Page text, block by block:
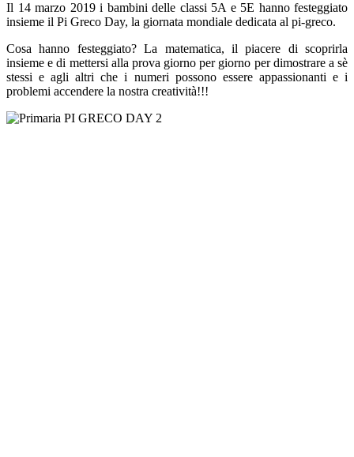
Il 14 marzo 2019 i bambini delle classi 5A e 5E hanno festeggiato
insieme il Pi Greco Day, la giornata mondiale dedicata al pi-greco.
Cosa hanno festeggiato? La matematica, il piacere di scoprirla
insieme e di mettersi alla prova giorno per giorno per dimostrare a sè
stessi e agli altri che i numeri possono essere appassionanti e i
problemi accendere la nostra creatività!!!